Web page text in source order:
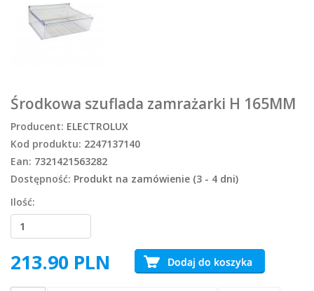
Środkowa szuflada zamrażarki H 165MM
Producent: ELECTROLUX
Kod produktu: 2247137140
Ean: 7321421563282
Dostępność: Produkt na zamówienie (3 - 4 dni)
Ilość:
213.90 PLN